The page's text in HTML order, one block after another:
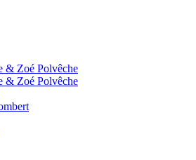
& Zoé Polvêche
& Zoé Polvêche